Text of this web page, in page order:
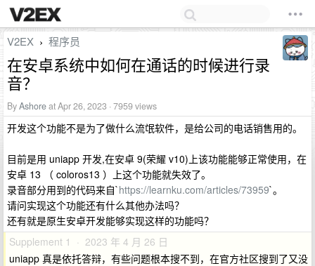
V2EX › 程序员
在安卓系统中如何在通话的时候进行录
音？
ByAshoreat Apr 26, 2023 · 7959 views
开发这个功能不是为了做什么流氓软件，是给公司的电话销售用的。
目前是用 uniapp 开发,在安卓 9(荣耀 v10)上该功能能够正常使用，在
安卓 13 （ coloros13 ）上这个功能就失效了。
录音部分用到的代码来自`https://learnku.com/articles/73959`。
请问实现这个功能还有什么其他办法吗？
还有就是原生安卓开发能够实现这样的功能吗？
Supplement 1 · 2023 年 4 月 26 日
uniapp 真是依托答辩，有些问题根本搜不到，在官方社区搜到了又没